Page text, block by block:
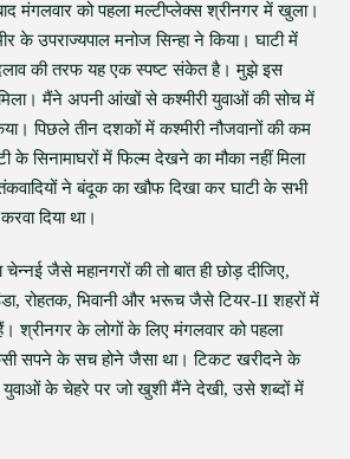
मंगलवार को पहला मल्टीप्लेक्स श्रीनगर में खुला।
के उपराज्यपाल मनोज सिन्हा ने किया। घाटी में
की तरफ यह एक स्पष्ट संकेत है। मुझे इस
मिला। मैंने अपनी आंखों से कश्मीरी युवाओं की सोच में
पिछले तीन दशकों में कश्मीरी नौजवानों की कम
के सिनामाघरों में फिल्म देखने का मौका नहीं मिला
ने बंदूक का खौफ दिखा कर घाटी के सभी
दिया था।
चेन्नई जैसे महानगरों की तो बात ही छोड़ दीजिए,
रोहतक, भिवानी और भरूच जैसे टियर-II शहरों में
श्रीनगर के लोगों के लिए मंगलवार को पहला
सपने के सच होने जैसा था। टिकट खरीदने के
युवाओं के चेहरे पर जो खुशी मैंने देखी, उसे शब्दों में